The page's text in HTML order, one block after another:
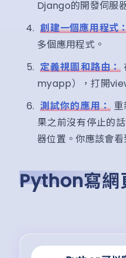
Django的開發伺服
創建一個應用程式
多個應用程式。
定義視圖和路由：
myapp），打開
測試你的應用：
果之前沒有停止的
器位置。你應該會看
Python寫網